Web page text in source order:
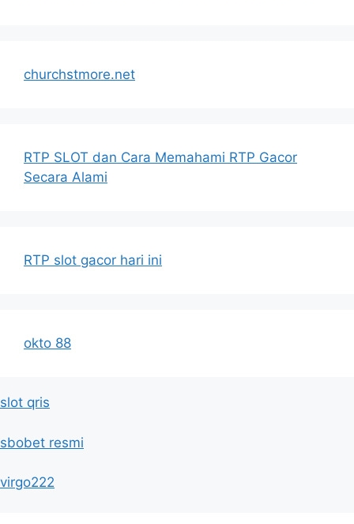
churchstmore.net
RTP SLOT dan Cara Memahami RTP Gacor
Secara Alami
RTP slot gacor hari ini
okto 88
slot qris
sbobet resmi
virgo222